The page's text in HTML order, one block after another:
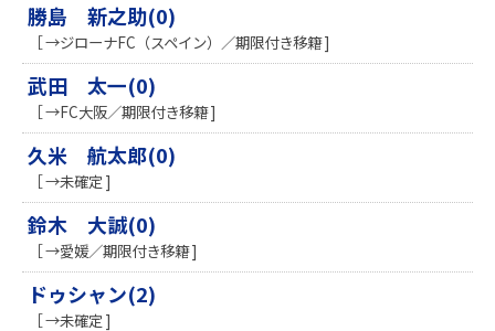
勝島 新之助(0)
［ →ジローナFC（スペイン）／期限付き移籍 ]
武田 太一(0)
［ →FC大阪／期限付き移籍 ]
久米 航太郎(0)
［ →未確定 ]
鈴木 大誠(0)
［ →愛媛／期限付き移籍 ]
ドゥシャン(2)
［ →未確定 ]